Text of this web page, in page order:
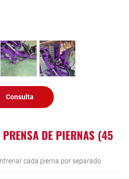
Consulta
DE PIERNAS (45
cada pierna por separado